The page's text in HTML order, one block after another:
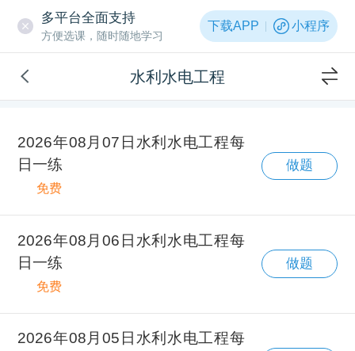
多平台全面支持
方便选课，随时随地学习
下载APP 小程序
水利水电工程
2026年08月07日水利水电工程每
日一练
免费
做题
2026年08月06日水利水电工程每
日一练
免费
做题
2026年08月05日水利水电工程每